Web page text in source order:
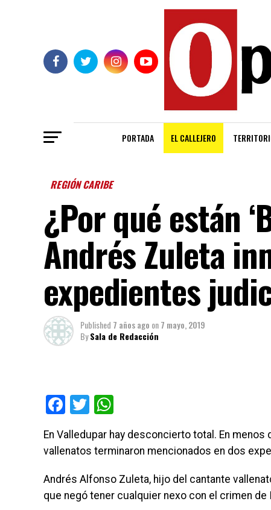
PORTADA EL CALLEJERO
REGIÓN CARIBE
¿Por qué están
Andrés Zuleta
expedientes
Published 7 años ago on7 mayo, 2019
BySala de Redacción
Facebook
Twitter
En Valledupar hay desconcierto total. En
vallenatos terminaron mencionados en dos
Andrés Alfonso Zuleta, hijo del cantante
que negó tener cualquier nexo con el crimen